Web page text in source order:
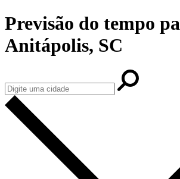
Previsão do tempo
Anitápolis, SC